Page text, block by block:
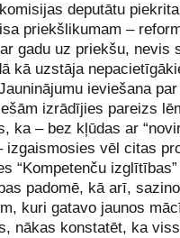
deputātu piekrita
priekšlikumam –
gadu uz priekšu, nevis
kā uzstāja
ieviešana par
izrādījies pareizs
ka – bez kļūdas ar
izgaismosies vēl citas
“Kompetenču
padomē, kā arī,
kuri gatavo jaunos
nākas konstatēt, ka